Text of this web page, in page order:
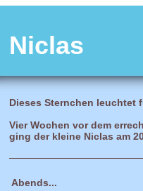
Niclas
Dieses Sternchen leuchtet
Vier Wochen vor dem
ging der kleine Niclas am
Abends...